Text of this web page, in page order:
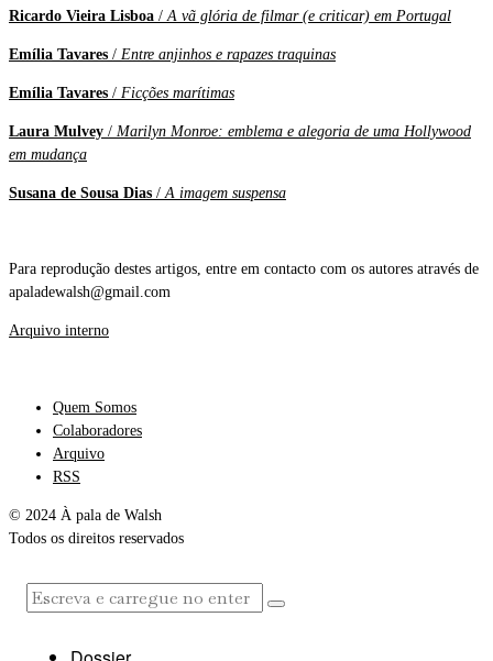
Ricardo Vieira Lisboa /A vã glória de filmar (e criticar) em Portugal
Emília Tavares / Entre anjinhos e rapazes traquinas
Emília Tavares / Ficções marítimas
Laura Mulvey / Marilyn Monroe: emblema e alegoria de uma Hollywood
em mudança
Susana de Sousa Dias /A imagem suspensa
Para reprodução destes artigos, entre em contacto com os autores através de
apaladewalsh@gmail.com
Arquivo interno
Quem Somos
Colaboradores
Arquivo
RSS
© 2024 À pala de Walsh
Todos os direitos reservados